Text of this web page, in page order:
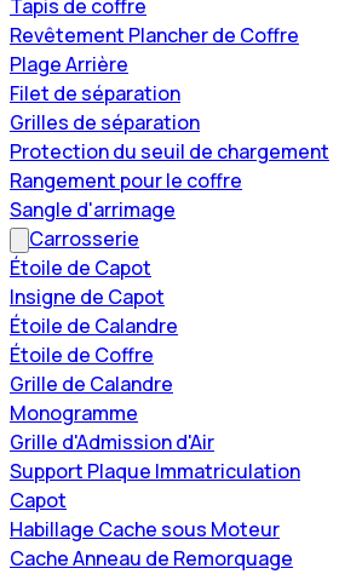
Tapis de coffre
Revêtement Plancher de Coffre
Plage Arrière
Filet de séparation
Grilles de séparation
Protection du seuil de chargement
Rangement pour le coffre
Sangle d'arrimage
Carrosserie
Étoile de Capot
Insigne de Capot
Étoile de Calandre
Étoile de Coffre
Grille de Calandre
Monogramme
Grille d'Admission d'Air
Support Plaque Immatriculation
Capot
Habillage Cache sous Moteur
Cache Anneau de Remorquage